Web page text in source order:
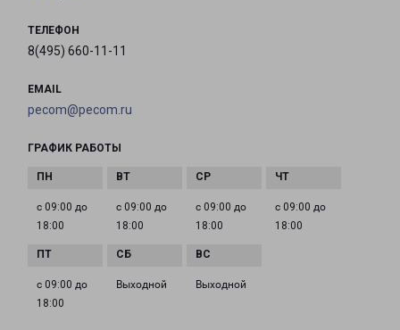
ТЕЛЕФОН
8(495) 660-11-11
EMAIL
pecom@pecom.ru
ГРАФИК РАБОТЫ
с 09:00 до
18:00
с 09:00 до
18:00
с 09:00 до
18:00
с 09:00 до
18:00
с 09:00 до
18:00
Выходной Выходной